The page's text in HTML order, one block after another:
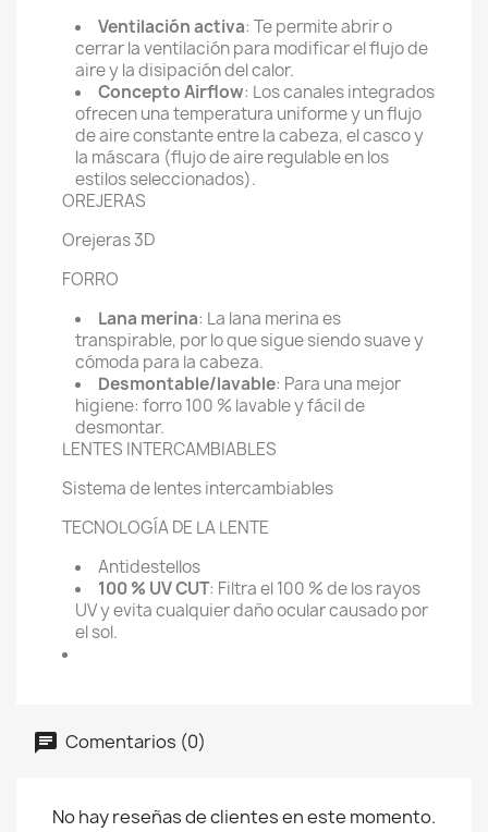
Ventilación activa: Te permite abrir o
cerrar la ventilación para modificar el flujo de
aire y la disipación del calor.
Concepto Airflow: Los canales integrados
ofrecen una temperatura uniforme y un flujo
de aire constante entre la cabeza, el casco y
la máscara (flujo de aire regulable en los
estilos seleccionados).
OREJERAS
Orejeras 3D
FORRO
Lana merina: La lana merina es
transpirable, por lo que sigue siendo suave y
cómoda para la cabeza.
Desmontable/lavable: Para una mejor
higiene: forro 100 % lavable y fácil de
desmontar.
LENTES INTERCAMBIABLES
Sistema de lentes intercambiables
TECNOLOGÍA DE LA LENTE
Antidestellos
100 % UV CUT: Filtra el 100 % de los rayos
UV y evita cualquier daño ocular causado por
el sol.
Comentarios (0)
No hay reseñas de clientes en este momento.